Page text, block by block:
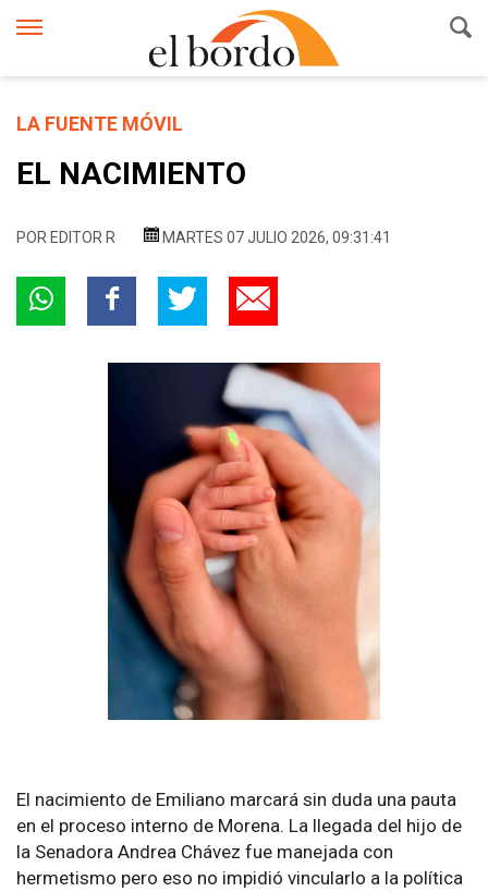
LA FUENTE MÓVIL
EL NACIMIENTO
POR EDITOR R MARTES 07 JULIO 2026, 09:31:41
El nacimiento de Emiliano marcará sin duda una pauta
en el proceso interno de Morena. La llegada del hijo de
la Senadora Andrea Chávez fue manejada con
hermetismo pero eso no impidió vincularlo a la política